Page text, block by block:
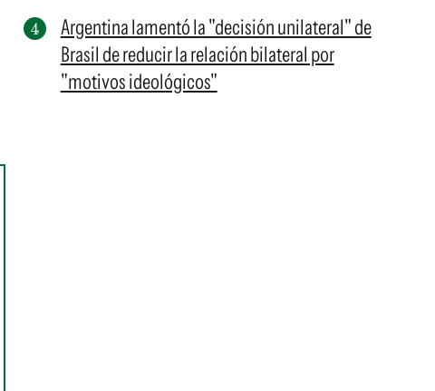
Argentina lamentó la "decisión unilateral" de
Brasil de reducir la relación bilateral por
"motivos ideológicos"